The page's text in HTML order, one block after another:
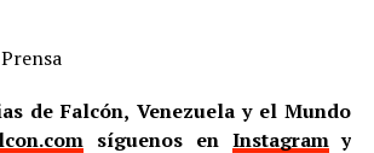
de Falcón, Venezuela y el Mundo
síguenos en Instagramy